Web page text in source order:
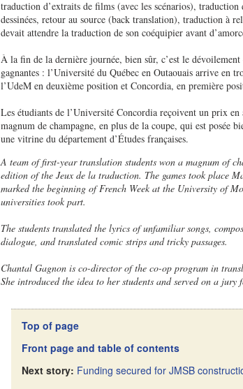
traduction d’extraits de films (avec les scénarios), traduction
dessinées, retour au source (back translation), traduction à
devait attendre la traduction de son coéquipier avant
À la fin de la dernière journée, bien sûr, c’est le dévoilement
gagnantes : l’Université du Québec en Outaouais arrive en
l’UdeM en deuxième position et Concordia, en première
Les étudiants de l’Université Concordia reçoivent un prix en
magnum de champagne, en plus de la coupe, qui est posée
une vitrine du département d’Études françaises.
A team of first-year translation students won a magnum of
edition of the Jeux de la traduction. The games took place
marked the beginning of French Week at the University of
universities took part.
The students translated the lyrics of unfamiliar songs,
dialogue, and translated comic strips and tricky passages.
Chantal Gagnon is co-director of the co-op program in
She introduced the idea to her students and served on a jury
Top of page
Front page and table of contents
Next story: Funding secured for JMSB